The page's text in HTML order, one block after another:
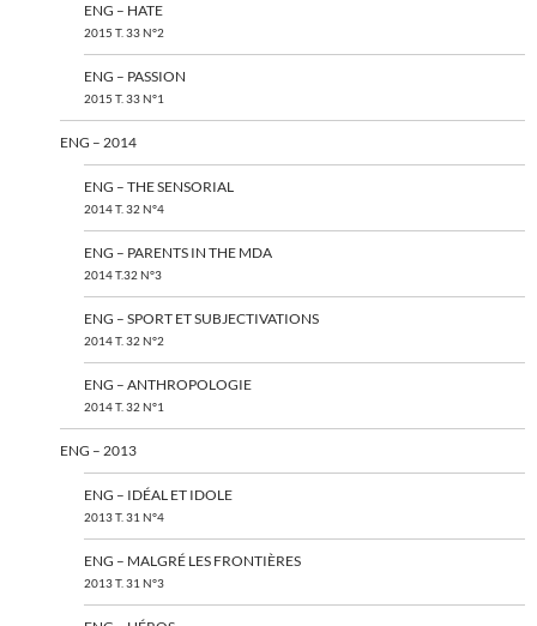
ENG – HATE
2015 T. 33 N°2
ENG – PASSION
2015 T. 33 N°1
ENG – 2014
ENG – THE SENSORIAL
2014 T. 32 N°4
ENG – PARENTS IN THE MDA
2014 T.32 N°3
ENG – SPORT ET SUBJECTIVATIONS
2014 T. 32 N°2
ENG – ANTHROPOLOGIE
2014 T. 32 N°1
ENG – 2013
ENG – IDÉAL ET IDOLE
2013 T. 31 N°4
ENG – MALGRÉ LES FRONTIÈRES
2013 T. 31 N°3